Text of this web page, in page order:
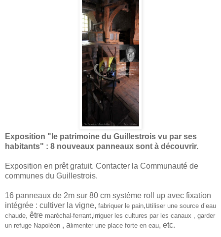
Exposition "le patrimoine du Guillestrois vu par ses
habitants" : 8 nouveaux panneaux sont à découvrir.
Exposition en prêt gratuit. Contacter la Communauté de
communes du Guillestrois.
16 panneaux de 2m sur 80 cm système roll up avec fixation
intégrée : cultiver la vigne, fabriquer le pain,utiliser une source d’eau
chaude, être maréchal-ferrant,irriguer les cultures par les canaux , garder
un refuge Napoléon , a limenter une place forte en eau, etc.